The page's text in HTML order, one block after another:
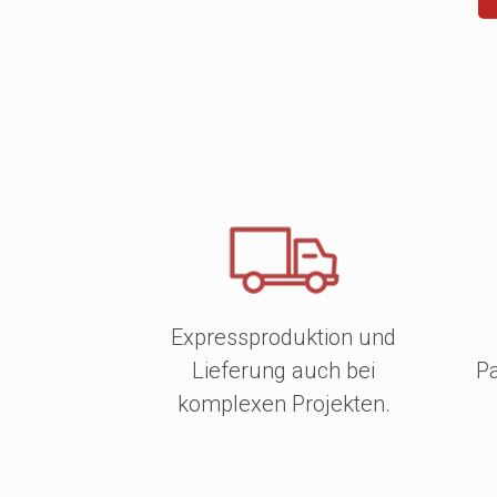
Expressproduktion und
Lieferung auch bei
komplexen Projekten.